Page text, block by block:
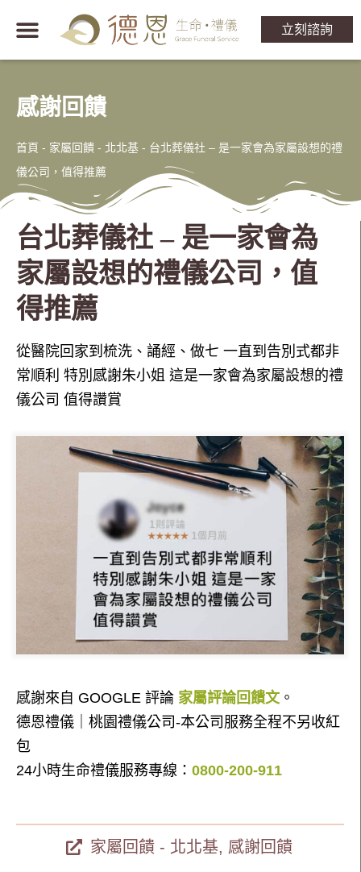
立刻諮詢
感謝回饋
首頁 - 家屬回饋 - 北北基 - 台北葬儀社 – 是一家會為家屬設想的禮
儀公司，值得推薦
台北葬儀社 – 是一家會為
家屬設想的禮儀公司，值
得推薦
從醫院回家到梳洗、誦經、做七 一直到告別式都非
常順利 特別感謝朱小姐 這是一家會為家屬設想的禮
儀公司 值得讚賞
感謝來自 GOOGLE 評論 家屬評論回饋文。
德恩禮儀｜桃園禮儀公司-本公司服務全程不另收紅
包
24小時生命禮儀服務專線： 0800-200-911
家屬回饋 - 北北基, 感謝回饋